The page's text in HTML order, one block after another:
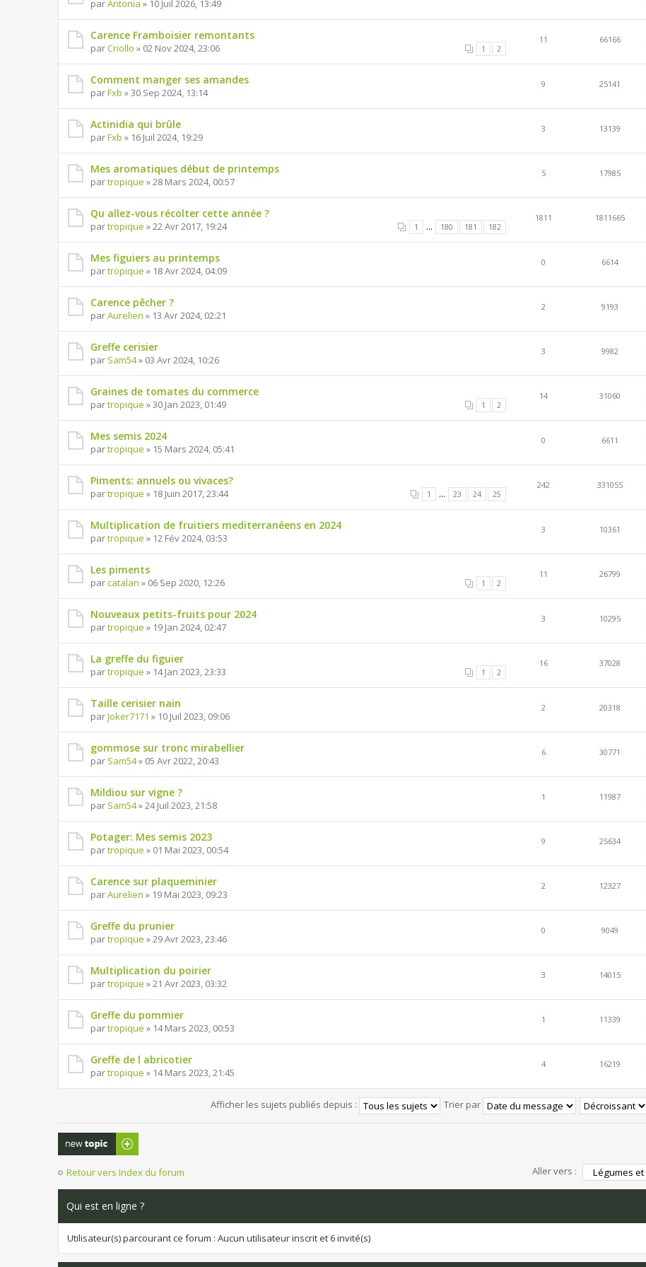
parAntonia » 10 Juil 2026, 13:49
Carence Framboisier remontants
1 2
parCriollo » 02 Nov 2024, 23:06
11 66166
Comment manger ses amandes
parFxb » 30 Sep 2024, 13:14
9 25141
Actinidia qui brûle
parFxb » 16 Juil 2024, 19:29
3 13139
Mes aromatiques début de printemps
partropique » 28 Mars 2024, 00:57
5 17985
Qu allez-vous récolter cette année ?
1 ... 180 181 182
partropique » 22 Avr 2017, 19:24
1811 1811665
Mes figuiers au printemps
partropique » 18 Avr 2024, 04:09
0 6614
Carence pêcher ?
parAurelien » 13 Avr 2024, 02:21
2 9193
Greffe cerisier
par Sam54» 03 Avr 2024, 10:26
3 9982
Graines de tomates du commerce
1 2
partropique » 30 Jan 2023, 01:49
14 31060
Mes semis 2024
partropique » 15 Mars 2024, 05:41
0 6611
Piments: annuels ou vivaces?
1 ... 23 24 25
partropique » 18 Juin 2017, 23:44
242 331055
Multiplication de fruitiers mediterranéens en 2024
partropique » 12 Fév 2024, 03:53
3 10361
Les piments
1 2
parcatalan » 06 Sep 2020, 12:26
11 26799
Nouveaux petits-fruits pour 2024
partropique » 19 Jan 2024, 02:47
3 10295
La greffe du figuier
1 2
partropique » 14 Jan 2023, 23:33
16 37028
Taille cerisier nain
parJoker7171 » 10 Juil 2023, 09:06
2 20318
gommose sur tronc mirabellier
par Sam54» 05 Avr 2022, 20:43
6 30771
Mildiou sur vigne ?
par Sam54» 24 Juil 2023, 21:58
1 11987
Potager: Mes semis 2023
partropique » 01 Mai 2023, 00:54
9 25634
Carence sur plaqueminier
parAurelien » 19 Mai 2023, 09:23
2 12327
Greffe du prunier
partropique » 29 Avr 2023, 23:46
0 9049
Multiplication du poirier
partropique » 21 Avr 2023, 03:32
3 14015
Greffe du pommier
partropique » 14 Mars 2023, 00:53
1 11339
Greffe de l abricotier
partropique » 14 Mars 2023, 21:45
4 16219
Afficher les sujets publiés depuis : Trier par
Publier un
nouveau sujet
Retour vers Index du forum Aller vers :
Qui est en ligne ?
Utilisateur(s) parcourant ce forum : Aucun utilisateur inscrit et 6 invité(s)